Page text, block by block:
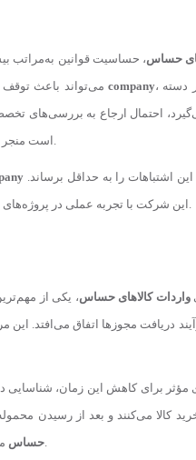
حساس، حساسیت قوانین به‌مراتب
company، زمانی که کالا در دسته
احتمال ارجاع به بررسی‌های
است منجر اهمیت بسیار زیادی دارد.
می‌تواند ریسک این اشتباهات را به حداقل برساند.
این شرکت با تجربه عملی در پروژه‌های را با اطمینان بیشتری انجام دهند.
واردات کالاهای حساس، یکی از
برای کاهش این زمان، شناسایی
کالا می‌کنند و بعد از رسیدن
حساسمی‌شود. در مقابل، با برنامه‌ریزی دقیق و دریافت پیش‌مجوزها، می‌توان این زمان را به حداقل رساند.